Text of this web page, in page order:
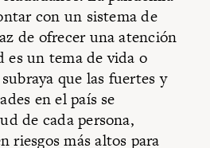
con un sistema de
de ofrecer una atención
es un tema de vida o
que las fuertes y
en el país se
de cada persona,
riesgos más altos para